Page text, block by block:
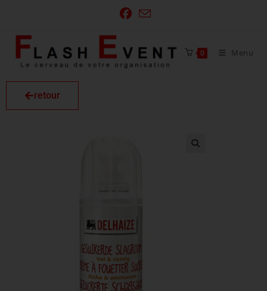
0 Menu
retour